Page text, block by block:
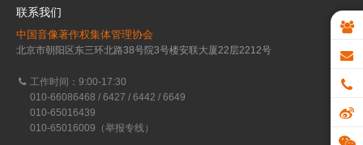
联系我们
中国音像著作权集体管理协会
北京市朝阳区东三环北路38号院3号楼安联大厦22层2212号
工作时间：9:00-17:30
010-66086468 / 6427 / 6442 / 6649
010-65016439
010-65016009（举报专线）